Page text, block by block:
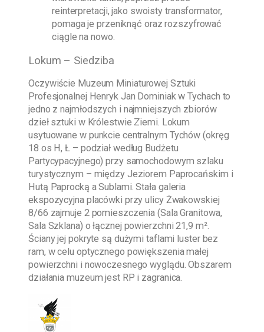
reinterpretacji, jako swoisty transformator,
pomaga je przeniknąć oraz rozszyfrować
ciągle na nowo.
Lokum – Siedziba
Oczywiście Muzeum Miniaturowej Sztuki
Profesjonalnej Henryk Jan Dominiak w Tychach to
jedno z najmłodszych i najmniejszych zbiorów
dzieł sztuki w Królestwie Ziemi. Lokum
usytuowane w punkcie centralnym Tychów (okręg
18 os H, Ł – podział według Budżetu
Partycypacyjnego) przy samochodowym szlaku
turystycznym – między Jeziorem Paprocańskim i
Hutą Paprocką a Sublami. Stała galeria
ekspozycyjna placówki przy ulicy Żwakowskiej
8/66 zajmuje 2 pomieszczenia (Sala Granitowa,
Sala Szklana) o łącznej powierzchni 21,9 m².
Ściany jej pokryte są dużymi taflami luster bez
ram, w celu optycznego powiększenia małej
powierzchni i nowoczesnego wyglądu. Obszarem
działania muzeum jest RP i zagranica.